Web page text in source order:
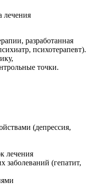
лечения
разработанная
психотерапевт).
точки.
(депрессия,
лечения
заболеваний (гепатит,